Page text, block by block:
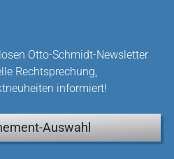
Otto-Schmidt-Newsletter
Rechtsprechung,
informiert!
Auswahl